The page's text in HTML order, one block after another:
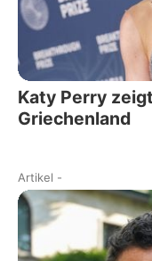
Katy Perry
Griechenland
Artikel -